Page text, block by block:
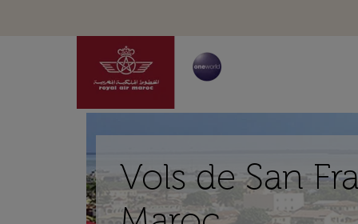
Vols de San